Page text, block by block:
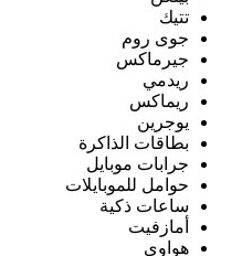
تتيك
جوى روم
جيرماكس
ريدمي
ريماكس
يوجرين
بطاقات الذاكرة
جرابات موبايل
حوامل للموبايلات
ساعات ذكية
أمازفيت
هواوى